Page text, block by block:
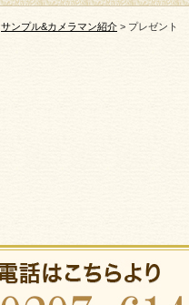
サンプル&カメラマン紹介 > プレゼント